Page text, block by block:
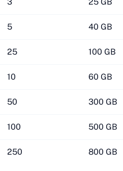
5 40 GB
25 100 GB
10 60 GB
50 300 GB
100 500 GB
250 800 GB